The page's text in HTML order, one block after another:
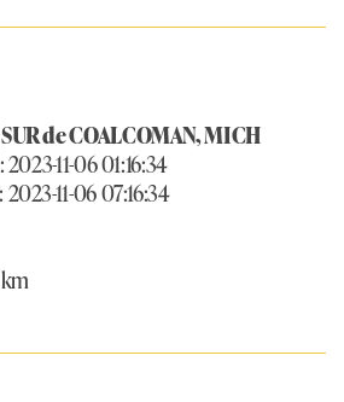
de COALCOMAN, MICH
11-06 01:16:34
11-06 07:16:34